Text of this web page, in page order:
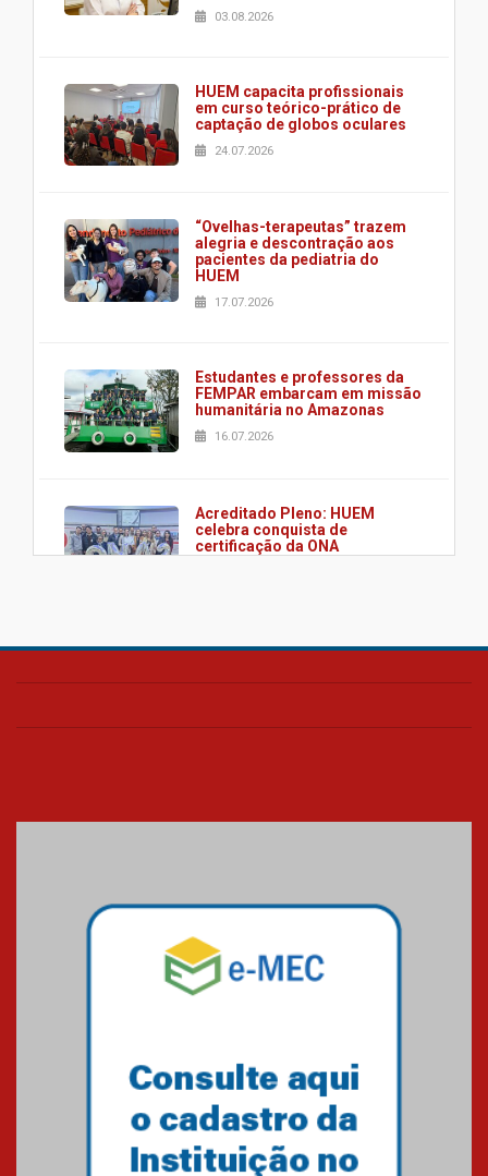
03.08.2026
HUEM capacita profissionais
em curso teórico-prático de
captação de globos oculares
24.07.2026
“Ovelhas-terapeutas” trazem
alegria e descontração aos
pacientes da pediatria do
HUEM
17.07.2026
Estudantes e professores da
FEMPAR embarcam em missão
humanitária no Amazonas
16.07.2026
Acreditado Pleno: HUEM
celebra conquista de
certificação da ONA
HUEM é o primeiro hospital do
UTI's inteligentes
Pós-Asco: evento do HUEM
debate novidades sobre
estudos e tratamentos contra
o câncer
MackPesquisa 2026 prorroga
inscrições até 14 de agosto
15.06.2026